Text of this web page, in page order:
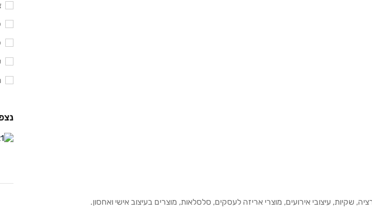
שקיות, עיצובי אירועים, מוצרי אריזה לעסקים, סלסלאות, מוצרים בעיצוב אישי ואחסון.